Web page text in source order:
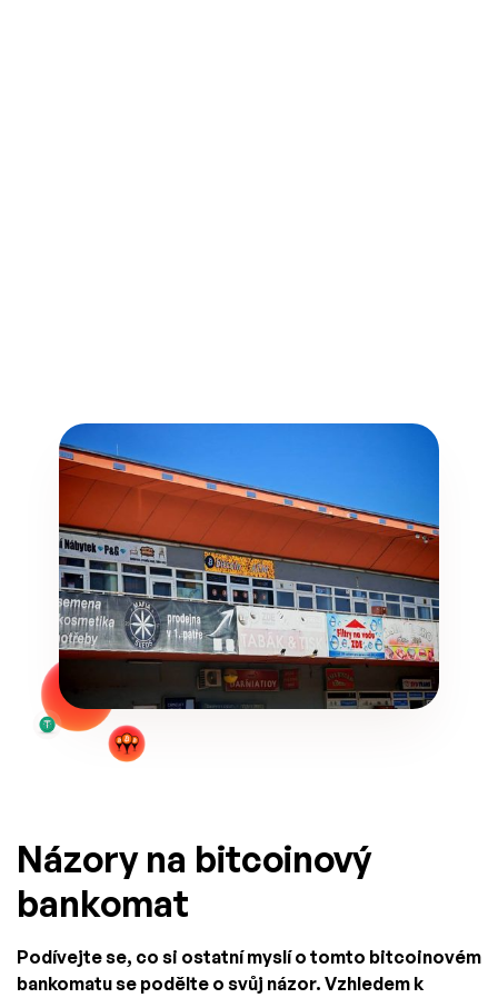
Názory na bitcoinový
bankomat
Podívejte se, co si ostatní myslí o tomto bitcoinovém
bankomatu se podělte o svůj názor. Vzhledem k